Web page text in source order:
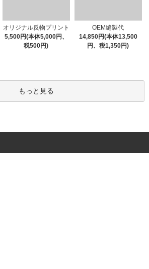
オリジナル反物プリント
5,500円(本体5,000円、
税500円)
OEM縫製代
14,850円(本体13,500
円、税1,350円)
もっと見る